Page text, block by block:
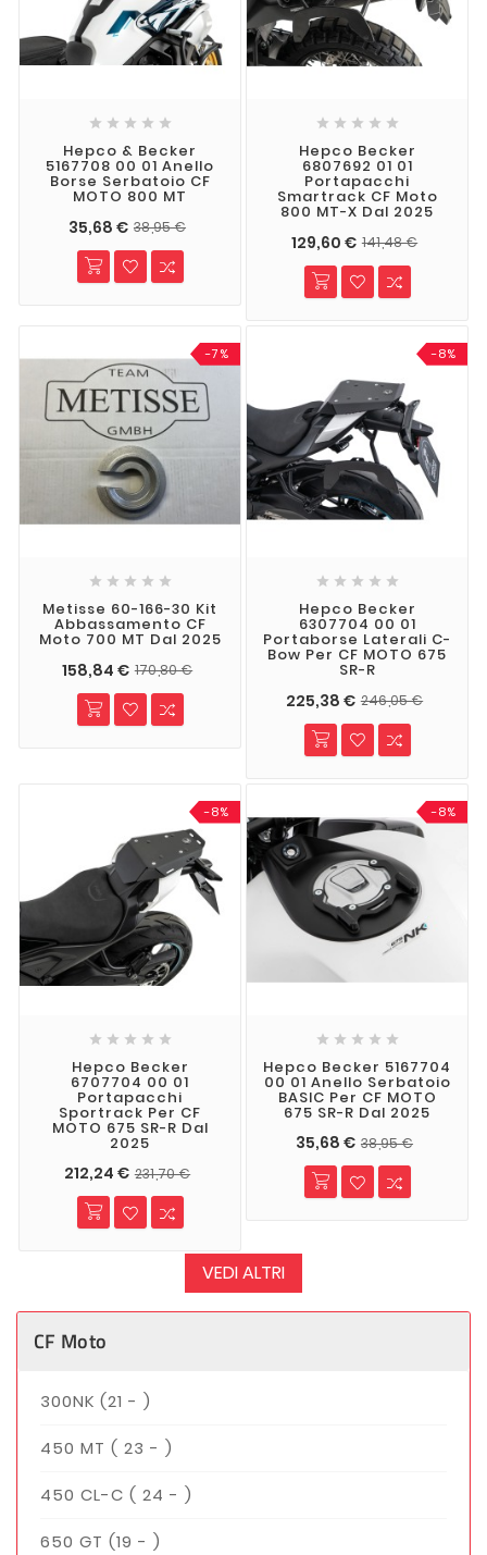
    
Hepco & Becker
5167708 00 01 Anello
Borse Serbatoio CF
MOTO 800 MT
35,68 € 38,95 €
    
Hepco Becker
6807692 01 01
Portapacchi
Smartrack CF Moto
800 MT-X Dal 2025
129,60 € 141,48 €
-7%
    
Metisse 60-166-30 Kit
Abbassamento CF
Moto 700 MT Dal 2025
158,84 € 170,80 €
-8%
    
Hepco Becker
6307704 00 01
Portaborse Laterali C-
Bow Per CF MOTO 675
SR-R
225,38 € 246,05 €
-8%
    
Hepco Becker
6707704 00 01
Portapacchi
Sportrack Per CF
MOTO 675 SR-R Dal
2025
212,24 € 231,70 €
-8%
    
Hepco Becker 5167704
00 01 Anello Serbatoio
BASIC Per CF MOTO
675 SR-R Dal 2025
35,68 € 38,95 €
VEDI ALTRI
CF Moto
300NK (21 - )
450 MT ( 23 - )
450 CL-C ( 24 - )
650 GT (19 - )